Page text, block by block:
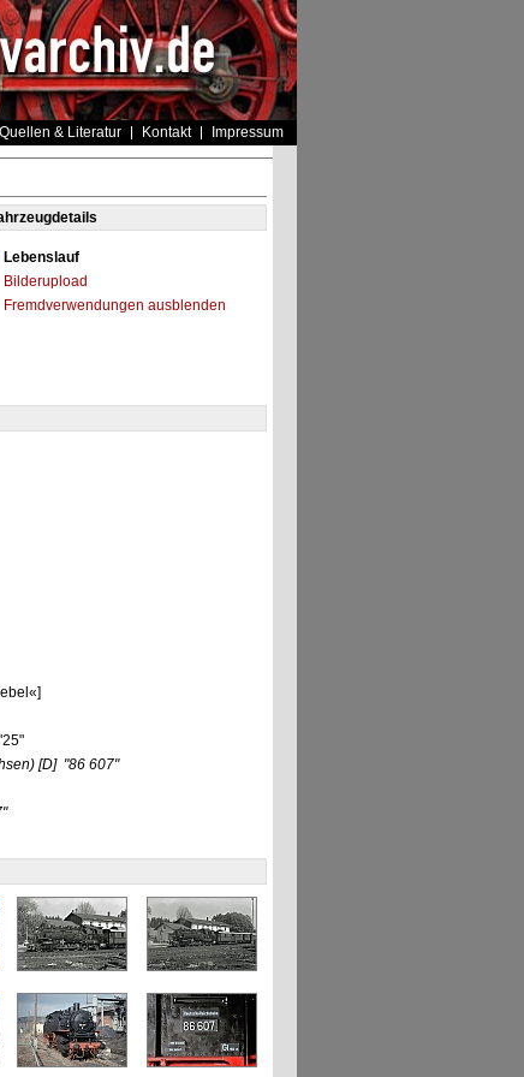
Quellen & Literatur Kontakt Impressum
Lebenslauf
Bilderupload
Fremdverwendungen ausblenden
[D] "86 607"